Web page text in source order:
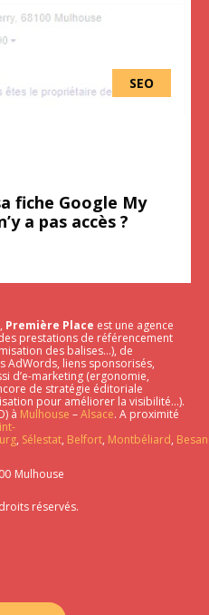
SEO
fiche Google My
a pas accès ?
Première Place est une agence
prestations de référencement
des balises…), de
AdWords, liens sponsorisés,
d’e-marketing (ergonomie,
de stratégie éditoriale
pour améliorer la visibilité…).
à Mulhouse –Alsace. A proximité
, Sélestat, Belfort, Montbéliard,
Mulhouse
réservés.